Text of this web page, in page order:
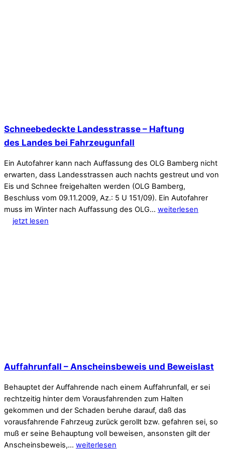
Schneebedeckte Landesstrasse – Haftung
des Landes bei Fahrzeugunfall
Ein Autofahrer kann nach Auffassung des OLG Bamberg nicht
erwarten, dass Landesstrassen auch nachts gestreut und von
Eis und Schnee freigehalten werden (OLG Bamberg,
Beschluss vom 09.11.2009, Az.: 5 U 151/09). Ein Autofahrer
muss im Winter nach Auffassung des OLG… weiterlesen
jetzt lesen
Auffahrunfall – Anscheinsbeweis und Beweislast
Behauptet der Auffahrende nach einem Auffahrunfall, er sei
rechtzeitig hinter dem Vorausfahrenden zum Halten
gekommen und der Schaden beruhe darauf, daß das
vorausfahrende Fahrzeug zurück gerollt bzw. gefahren sei, so
muß er seine Behauptung voll beweisen, ansonsten gilt der
Anscheinsbeweis,… weiterlesen